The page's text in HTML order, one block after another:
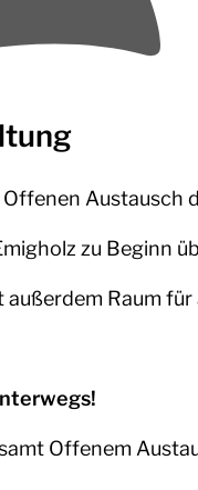
Austausch
zu Beginn
Raum
Offenem